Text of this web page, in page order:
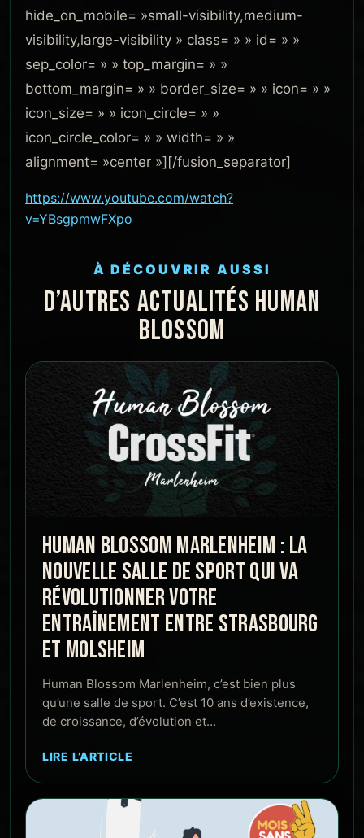
hide_on_mobile= »small-visibility,medium-
visibility,large-visibility » class= » » id= » »
sep_color= » » top_margin= » »
bottom_margin= » » border_size= » » icon= » »
icon_size= » » icon_circle= » »
icon_circle_color= » » width= » »
alignment= »center »][/fusion_separator]
https://www.youtube.com/watch?
v=YBsgpmwFXpo
À DÉCOUVRIR AUSSI
D’AUTRES ACTUALITÉS HUMAN
BLOSSOM
HUMAN BLOSSOM MARLENHEIM : LA
NOUVELLE SALLE DE SPORT QUI VA
RÉVOLUTIONNER VOTRE
ENTRAÎNEMENT ENTRE STRASBOURG
ET MOLSHEIM
Human Blossom Marlenheim, c’est bien plus
qu’une salle de sport. C’est 10 ans d’existence,
de croissance, d’évolution et…
LIRE L’ARTICLE